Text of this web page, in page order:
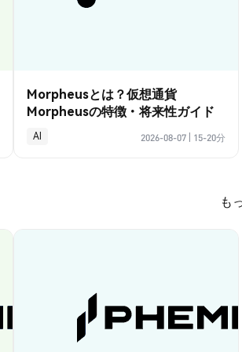
Morpheusとは？仮想通貨
Morpheusの特徴・将来性ガイド
AI 2026-08-07 15-20分
も